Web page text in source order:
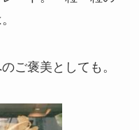
ご褒美としても。